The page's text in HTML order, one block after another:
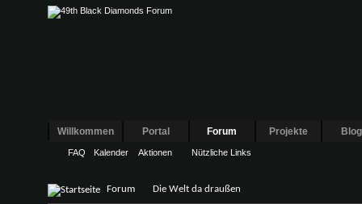
Willkommen Portal Forum
FAQ Kalender Aktionen Nützliche Links
Projekte
Forum Die Welt da draußen